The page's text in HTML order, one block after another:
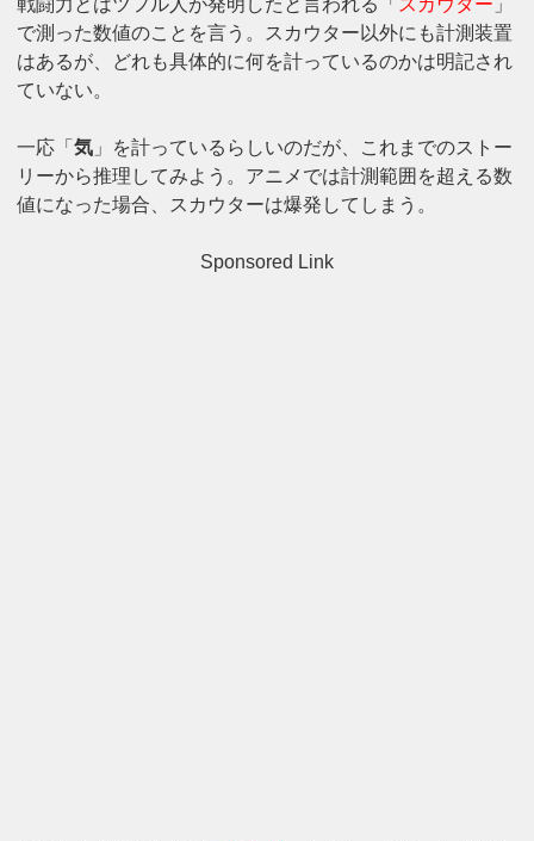
で測った数値のことを言う。スカウター以外にも計測装置
はあるが、どれも具体的に何を計っているのかは明記され
ていない。
一応「気 」を計っているらしいのだが、これまでのストー
リーから推理してみよう。アニメでは計測範囲を超える数
値になった場合、スカウターは爆発してしまう。
Sponsored Link